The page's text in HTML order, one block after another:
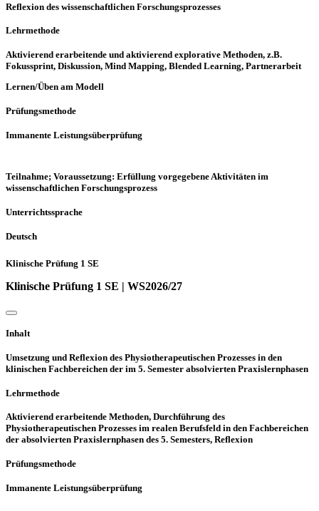
Reflexion des wissenschaftlichen Forschungsprozesses
Lehrmethode
Aktivierend erarbeitende und aktivierend explorative Methoden, z.B.
Fokussprint, Diskussion, Mind Mapping, Blended Learning, Partnerarbeit
Lernen/Üben am Modell
Prüfungsmethode
Immanente Leistungsüberprüfung
Teilnahme; Voraussetzung: Erfüllung vorgegebene Aktivitäten im
wissenschaftlichen Forschungsprozess
Unterrichtssprache
Deutsch
Klinische Prüfung 1 SE
Klinische Prüfung 1 SE | WS2026/27
Inhalt
Umsetzung und Reflexion des Physiotherapeutischen Prozesses in den
klinischen Fachbereichen der im 5. Semester absolvierten Praxislernphasen
Lehrmethode
Aktivierend erarbeitende Methoden, Durchführung des
Physiotherapeutischen Prozesses im realen Berufsfeld in den Fachbereichen
der absolvierten Praxislernphasen des 5. Semesters, Reflexion
Prüfungsmethode
Immanente Leistungsüberprüfung